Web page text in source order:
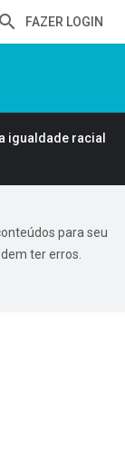
FAZER LOGIN
igualdade racial
para seu
ter erros.